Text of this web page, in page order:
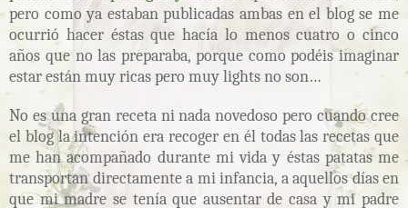
pero como ya estaban publicadas ambas en el blog se me
ocurrió hacer éstas que hacía lo menos cuatro o cinco
años que no las preparaba, porque como podéis imaginar
estar están muy ricas pero muy lights no son…
No es una gran receta ni nada novedoso pero cuando cree
el blog la intención era recoger en él todas las recetas que
me han acompañado durante mi vida y éstas patatas me
transportan directamente a mi infancia, a aquellos días en
que mi madre se tenía que ausentar de casa y mi padre